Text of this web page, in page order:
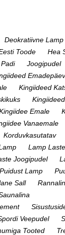
Deokratiivne Lamp
Toode
Hea
Joogipudel
Kingiideed
Kingiideed
Emale
Vanaemale
Korduvkasutatav
Lamp
Joogipudel
Puidust Lamp
Sall
Veepudel
Tooted